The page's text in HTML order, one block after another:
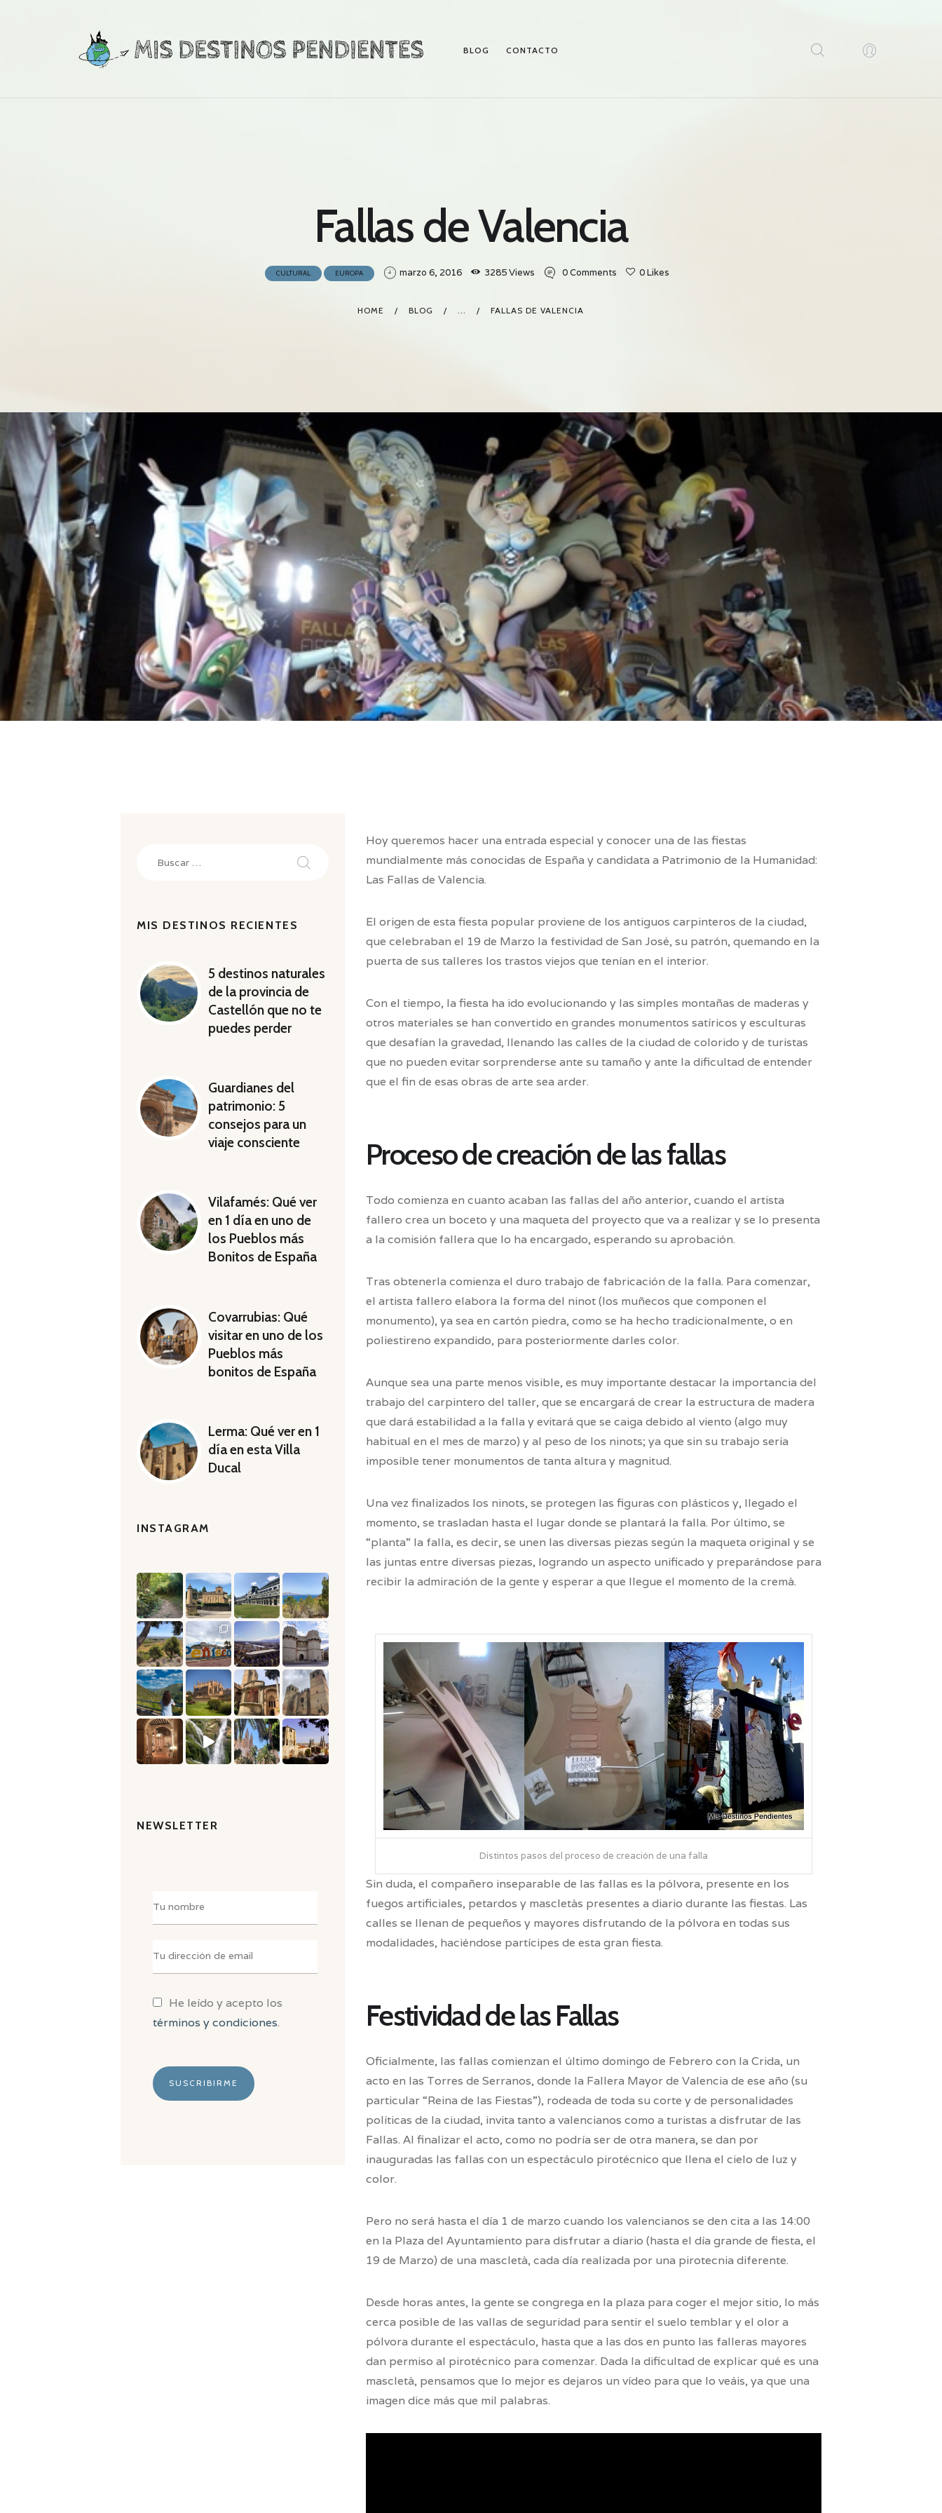
BLOG CONTACTO
Fallas de Valencia
CULTURAL EUROPA marzo 6, 2016 3285Views 0Comments 0 Likes
HOME BLOG ... FALLAS DE VALENCIA
CONTACTO
Hoy queremos hacer una entrada especial y conocer una de las fiestas
mundialmente más conocidas de España y candidata a Patrimonio de la Humanidad:
Las Fallas de Valencia.
El origen de esta fiesta popular proviene de los antiguos carpinteros de la ciudad,
que celebraban el 19 de Marzo la festividad de San José, su patrón, quemando en la
puerta de sus talleres los trastos viejos que tenían en el interior.
Con el tiempo, la fiesta ha ido evolucionando y las simples montañas de maderas y
otros materiales se han convertido en grandes monumentos satíricos y esculturas
que desafían la gravedad, llenando las calles de la ciudad de colorido y de turistas
que no pueden evitar sorprenderse ante su tamaño y ante la dificultad de entender
que el fin de esas obras de arte sea arder.
Proceso de creación de las fallas
Todo comienza en cuanto acaban las fallas del año anterior, cuando el artista
fallero crea un boceto y una maqueta del proyecto que va a realizar y se lo presenta
a la comisión fallera que lo ha encargado, esperando su aprobación.
Tras obtenerla comienza el duro trabajo de fabricación de la falla. Para comenzar,
el artista fallero elabora la forma del ninot (los muñecos que componen el
monumento), ya sea en cartón piedra, como se ha hecho tradicionalmente, o en
poliestireno expandido, para posteriormente darles color.
Aunque sea una parte menos visible, es muy importante destacar la importancia del
trabajo del carpintero del taller, que se encargará de crear la estructura de madera
que dará estabilidad a la falla y evitará que se caiga debido al viento (algo muy
habitual en el mes de marzo) y al peso de los ninots; ya que sin su trabajo sería
imposible tener monumentos de tanta altura y magnitud.
Una vez finalizados los ninots, se protegen las figuras con plásticos y, llegado el
momento, se trasladan hasta el lugar donde se plantará la falla. Por último, se
“planta” la falla, es decir, se unen las diversas piezas según la maqueta original y se
las juntas entre diversas piezas, logrando un aspecto unificado y preparándose para
recibir la admiración de la gente y esperar a que llegue el momento de la cremà.
Distintos pasos del proceso de creación de una falla
Sin duda, el compañero inseparable de las fallas es la pólvora, presente en los
fuegos artificiales, petardos y mascletàs presentes a diario durante las fiestas. Las
calles se llenan de pequeños y mayores disfrutando de la pólvora en todas sus
modalidades, haciéndose partícipes de esta gran fiesta.
Festividad de las Fallas
Oficialmente, las fallas comienzan el último domingo de Febrero con la Crida, un
acto en las Torres de Serranos, donde la Fallera Mayor de Valencia de ese año (su
particular “Reina de las Fiestas”), rodeada de toda su corte y de personalidades
políticas de la ciudad, invita tanto a valencianos como a turistas a disfrutar de las
Fallas. Al finalizar el acto, como no podría ser de otra manera, se dan por
inauguradas las fallas con un espectáculo pirotécnico que llena el cielo de luz y
color.
Pero no será hasta el día 1 de marzo cuando los valencianos se den cita a las 14:00
en la Plaza del Ayuntamiento para disfrutar a diario (hasta el día grande de fiesta, el
19 de Marzo) de una mascletà, cada día realizada por una pirotecnia diferente.
Desde horas antes, la gente se congrega en la plaza para coger el mejor sitio, lo más
cerca posible de las vallas de seguridad para sentir el suelo temblar y el olor a
pólvora durante el espectáculo, hasta que a las dos en punto las falleras mayores
dan permiso al pirotécnico para comenzar. Dada la dificultad de explicar qué es una
mascletà, pensamos que lo mejor es dejaros un vídeo para que lo veáis, ya que una
imagen dice más que mil palabras.
MIS DESTINOS RECIENTES
5 destinos naturales
de la provincia de
Castellón que no te
puedes perder
Guardianes del
patrimonio: 5
consejos para un
viaje consciente
Vilafamés: Qué ver
en 1 día en uno de
los Pueblos más
Bonitos de España
Covarrubias: Qué
visitar en uno de los
Pueblos más
bonitos de España
Lerma: Qué ver en 1
día en esta Villa
Ducal
INSTAGRAM
NEWSLETTER
He leído y acepto los
términos y condiciones.